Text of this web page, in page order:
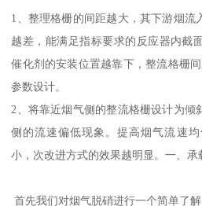
1、整理格栅的间距越大，其下游烟流
越差，能满足指标要求的反应器内截
催化剂的安装位置越靠下，整流格栅
参数设计。
2、将靠近烟气侧的整流格栅设计为倾
侧的流速偏低现象。提高烟气流速
小，次改进方式的效果越明显。一、承
首先我们对烟气脱硝进行一个简单了